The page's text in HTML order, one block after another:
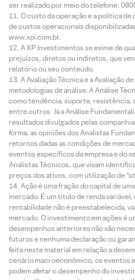
ser realizado por meio do telefone:
O custo da operação e a política
de custos operacionais
www.xpi.com.br.
A XP Investimentos se exime de
prejuízos, diretos ou indiretos, que
relatório ou seu conteúdo.
A Avaliação Técnica e a Avaliação
metodologias de análise. A Análise
como tendência, suporte, resistência,
entre outros. Já a Análise
resultados divulgados pelas
forma, as opiniões dos Analistas
retornos dadas as condições de
eventos específicos da empresa e do
Analistas Técnicos, que visam
preços dos ativos, com utilização de
Ação é uma fração do capital de
mercado. É um título de renda
rentabilidade não é preestabelecida,
mercado. O investimento em ações é
desempenhos anteriores não são
futuros e nenhuma declaração ou
feita neste material em relação a
cenário macroeconômico, os eventos
podem afetar o desempenho do